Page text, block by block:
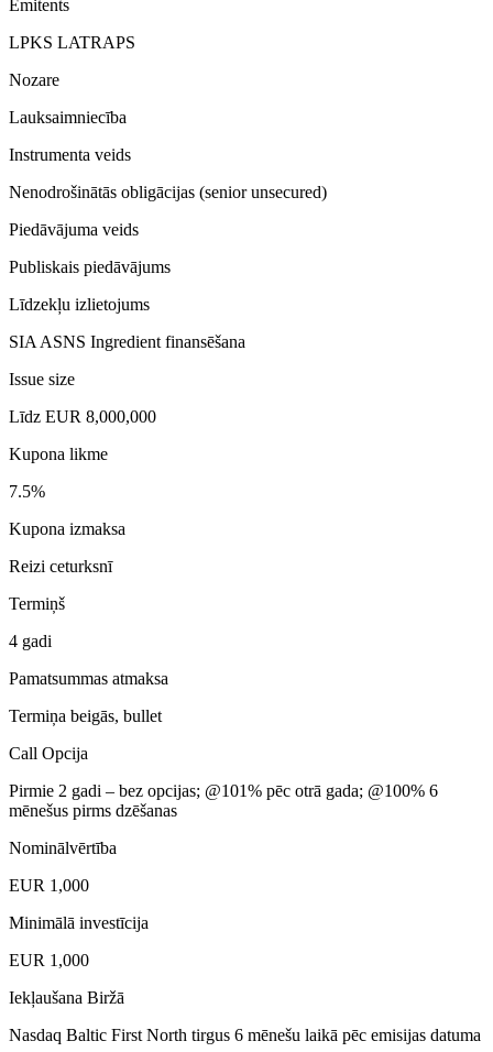
Emitents
LPKS LATRAPS
Nozare
Lauksaimniecība
Instrumenta veids
Nenodrošinātās obligācijas (senior unsecured)
Piedāvājuma veids
Publiskais piedāvājums
Līdzekļu izlietojums
SIA ASNS Ingredient finansēšana
Issue size
Līdz EUR 8,000,000
Kupona likme
7.5%
Kupona izmaksa
Reizi ceturksnī
Termiņš
4 gadi
Pamatsummas atmaksa
Termiņa beigās, bullet
Call Opcija
Pirmie 2 gadi – bez opcijas; @101% pēc otrā gada; @100% 6
mēnešus pirms dzēšanas
Nominālvērtība
EUR 1,000
Minimālā investīcija
EUR 1,000
Iekļaušana Biržā
Nasdaq Baltic First North tirgus 6 mēnešu laikā pēc emisijas datuma